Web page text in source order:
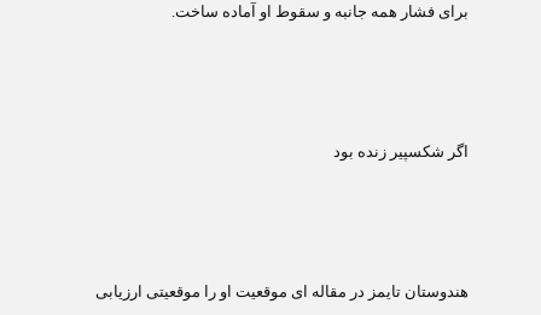
برای فشار همه جانبه و سقوط او آماده ساخت.
اگر شکسپير زنده بود
هندوستان تايمز در مقاله ای موقعيت او را موقعيتی ارزيابی